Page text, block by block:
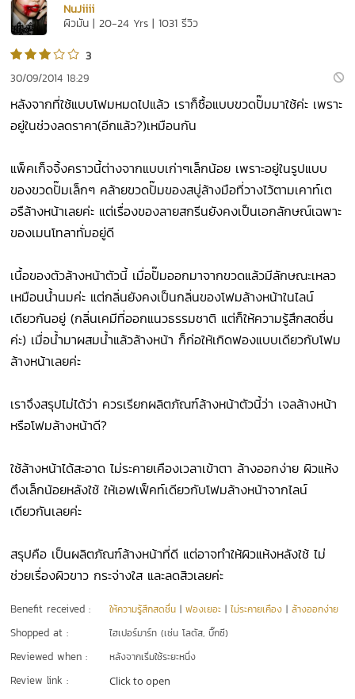
NuJiiii
ผิวมัน | 20-24 Yrs | 1031 รีวิว
3
30/09/2014 18:29
หลังจากที่ใช้แบบโฟมหมดไปแล้ว เราก็ซื้อแบบขวดปั๊มมาใช้ค่ะ เพราะ
อยู่ในช่วงลดราคา(อีกแล้ว?)เหมือนกัน
แพ็คเก็จจิ้งคราวนี้ต่างจากแบบเก่าๆเล็กน้อย เพราะอยู่ในรูปแบบ
ของขวดปั๊มเล็กๆ คล้ายขวดปั๊มของสบู่ล้างมือที่วางไว้ตามเคาท์เต
อรืล้างหน้าเลยค่ะ แต่เรื่องของลายสกรีนยังคงเป็นเอกลักษณ์เฉพาะ
ของเมนโทลาทั่มอยู่ดี
เนื้อของตัวล้างหน้าตัวนี้ เมื่อปั๊มออกมาจากขวดแล้วมีลักษณะเหลว
เหมือนน้ำนมค่ะ แต่กลิ่นยังคงเป็นกลิ่นของโฟมล้างหน้าในไลน์
เดียวกันอยู่ (กลิ่นเคมีที่ออกแนวธรรมชาติ แต่ก็ให้ความรู้สึกสดชื่น
ค่ะ) เมื่อน้ำมาผสมน้ำแล้วล้างหน้า ก็ก่อให้เกิดฟองแบบเดียวกับโฟม
ล้างหน้าเลยค่ะ
เราจึงสรุปไม่ได้ว่า ควรเรียกผลิตภัณฑ์ล้างหน้าตัวนี้ว่า เจลล้างหน้า
หรือโฟมล้างหน้าดี?
ใช้ล้างหน้าได้สะอาด ไม่ระคายเคืองเวลาเข้าตา ล้างออกง่าย ผิวแห้ง
ตึงเล็กน้อยหลังใช้ ให้เอฟเฟ็คท์เดียวกับโฟมล้างหน้าจากไลน์
เดียวกันเลยค่ะ
สรุปคือ เป็นผลิตภัณฑ์ล้างหน้าที่ดี แต่อาจทำให้ผิวแห้งหลังใช้ ไม่
ช่วยเรื่องผิวขาว กระจ่างใส และลดสิวเลยค่ะ
Benefit received : ให้ความรู้สึกสดชื่น |ฟองเยอะ |ไม่ระคายเคือง |ล้างออกง่าย
Shopped at : ไฮเปอร์มาร์ท (เช่น โลตัส, บิ๊กซี)
Reviewed when : หลังจากเริ่มใช้ระยะหนึ่ง
Review link : Click to open